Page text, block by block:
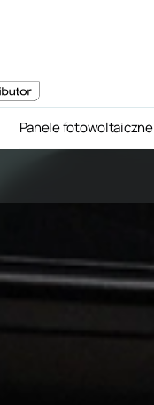
Panele fotowoltaiczne